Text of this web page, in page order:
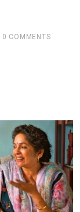
0 COMMENTS